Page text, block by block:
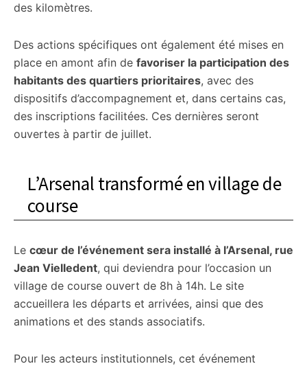
des kilomètres.
Des actions spécifiques ont également été mises en
place en amont afin de favoriser la participation des
habitants des quartiers prioritaires, avec des
dispositifs d’accompagnement et, dans certains cas,
des inscriptions facilitées. Ces dernières seront
ouvertes à partir de juillet.
L’Arsenal transformé en village de
course
Le cœur de l’événement sera installé à l’Arsenal, rue
Jean Vielledent, qui deviendra pour l’occasion un
village de course ouvert de 8h à 14h. Le site
accueillera les départs et arrivées, ainsi que des
animations et des stands associatifs.
Pour les acteurs institutionnels, cet événement